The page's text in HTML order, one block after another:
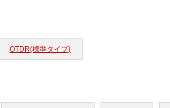
OTDR(標準タイプ)